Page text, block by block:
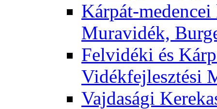
Kárpát-
Muravidék,
Felvidéki és
Vidékfejlesztési
Vajdasági